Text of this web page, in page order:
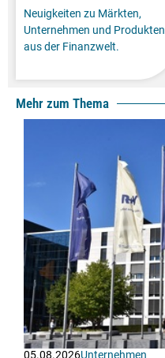
Neuigkeiten zu Märkten,
Unternehmen und Produkten
aus der Finanzwelt.
Mehr zum Thema
05.08.2026Unternehmen